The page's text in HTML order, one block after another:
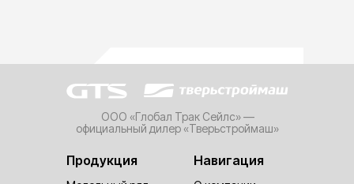
ООО «Глобал Трак Сейлс» —
официальный дилер «Тверьстроймаш»
Продукция Навигация